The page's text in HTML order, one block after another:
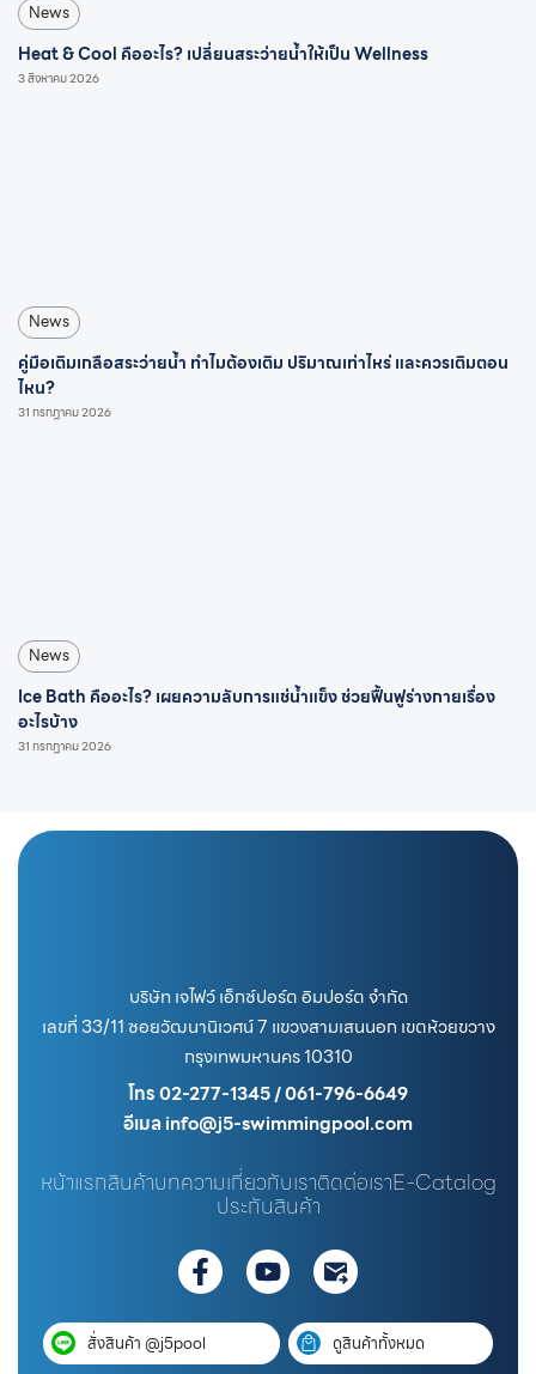
News
Heat & Cool คืออะไร? เปลี่ยนสระว่ายน้ำให้เป็น Wellness
3 สิงหาคม 2026
News
คู่มือเติมเกลือสระว่ายน้ำ ทำไมต้องเติม ปริมาณเท่าไหร่ และควรเติมตอน
ไหน?
31 กรกฎาคม 2026
News
Ice Bath คืออะไร? เผยความลับการแช่น้ำแข็ง ช่วยฟื้นฟูร่างกายเรื่อง
อะไรบ้าง
31 กรกฎาคม 2026
บริษัท เจไฟว์ เอ็กซ์ปอร์ต อิมปอร์ต จำกัด
เลขที่ 33/11 ซอยวัฒนานิเวศน์ 7 แขวงสามเสนนอก เขตห้วยขวาง
กรุงเทพมหานคร 10310
โทร 02-277-1345 / 061-796-6649
อีเมล info@j5-swimmingpool.com
หน้าแรกสินค้าบทความเกี่ยวกับเราติดต่อเราE-Catalog
ประกันสินค้า
สั่งสินค้า @j5pool ดูสินค้าทั้งหมด